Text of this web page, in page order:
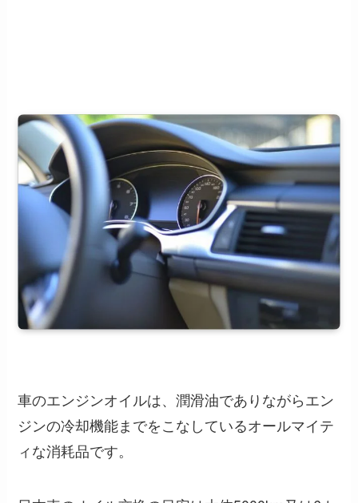
車のエンジンオイルは、潤滑油でありながらエン
ジンの冷却機能までをこなしているオールマイテ
ィな消耗品です。